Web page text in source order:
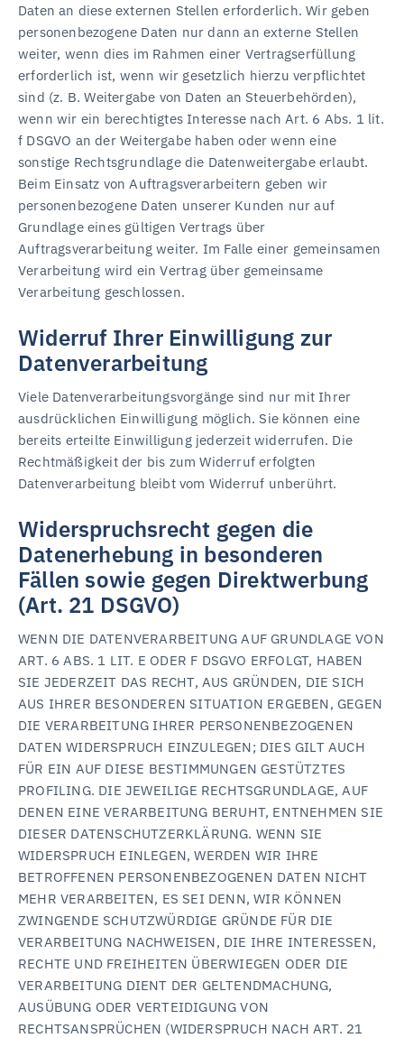
Daten an diese externen Stellen erforderlich. Wir geben
personenbezogene Daten nur dann an externe Stellen
weiter, wenn dies im Rahmen einer Vertragserfüllung
erforderlich ist, wenn wir gesetzlich hierzu verpflichtet
sind (z. B. Weitergabe von Daten an Steuerbehörden),
wenn wir ein berechtigtes Interesse nach Art. 6 Abs. 1 lit.
f DSGVO an der Weitergabe haben oder wenn eine
sonstige Rechtsgrundlage die Datenweitergabe erlaubt.
Beim Einsatz von Auftragsverarbeitern geben wir
personenbezogene Daten unserer Kunden nur auf
Grundlage eines gültigen Vertrags über
Auftragsverarbeitung weiter. Im Falle einer gemeinsamen
Verarbeitung wird ein Vertrag über gemeinsame
Verarbeitung geschlossen.
Widerruf Ihrer Einwilligung zur
Datenverarbeitung
Viele Datenverarbeitungsvorgänge sind nur mit Ihrer
ausdrücklichen Einwilligung möglich. Sie können eine
bereits erteilte Einwilligung jederzeit widerrufen. Die
Rechtmäßigkeit der bis zum Widerruf erfolgten
Datenverarbeitung bleibt vom Widerruf unberührt.
Widerspruchsrecht gegen die
Datenerhebung in besonderen
Fällen sowie gegen Direktwerbung
(Art. 21 DSGVO)
WENN DIE DATENVERARBEITUNG AUF GRUNDLAGE VON
ART. 6 ABS. 1 LIT. E ODER F DSGVO ERFOLGT, HABEN
SIE JEDERZEIT DAS RECHT, AUS GRÜNDEN, DIE SICH
AUS IHRER BESONDEREN SITUATION ERGEBEN, GEGEN
DIE VERARBEITUNG IHRER PERSONENBEZOGENEN
DATEN WIDERSPRUCH EINZULEGEN; DIES GILT AUCH
FÜR EIN AUF DIESE BESTIMMUNGEN GESTÜTZTES
PROFILING. DIE JEWEILIGE RECHTSGRUNDLAGE, AUF
DENEN EINE VERARBEITUNG BERUHT, ENTNEHMEN SIE
DIESER DATENSCHUTZERKLÄRUNG. WENN SIE
WIDERSPRUCH EINLEGEN, WERDEN WIR IHRE
BETROFFENEN PERSONENBEZOGENEN DATEN NICHT
MEHR VERARBEITEN, ES SEI DENN, WIR KÖNNEN
ZWINGENDE SCHUTZWÜRDIGE GRÜNDE FÜR DIE
VERARBEITUNG NACHWEISEN, DIE IHRE INTERESSEN,
RECHTE UND FREIHEITEN ÜBERWIEGEN ODER DIE
VERARBEITUNG DIENT DER GELTENDMACHUNG,
AUSÜBUNG ODER VERTEIDIGUNG VON
RECHTSANSPRÜCHEN (WIDERSPRUCH NACH ART. 21